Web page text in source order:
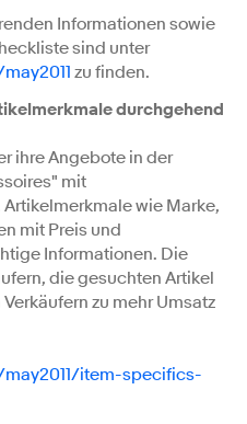
Informationen sowie
sind unter
zu finden.
durchgehend
ihre Angebote in der
mit
wie Marke,
mit Preis und
Informationen. Die
die gesuchten Artikel
zu mehr Umsatz
item-specifics-